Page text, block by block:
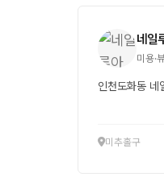
네일
미용·
인천도화동 네
미추홀구